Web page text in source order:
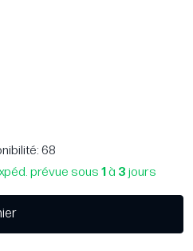
: 68
prévue sous 1à 3 jours